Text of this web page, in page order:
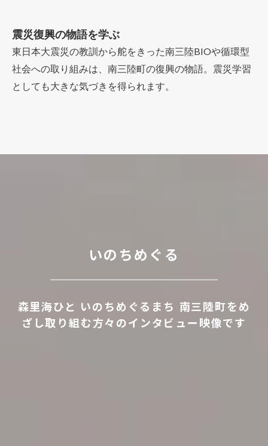
震災復興の物語を学ぶ
東日本大震災の教訓から舵をきった南三陸BIOや循環型
社会への取り組みは、南三陸町の復興の物語。震災学習
としても大きな気づきを得られます。
いのちめぐる
森里海ひと いのちめぐるまち 南三陸町をめ
ざし取り組む方々のインタビュー映像です